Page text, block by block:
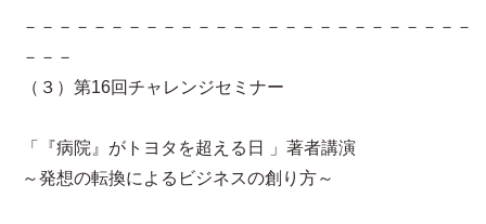
－－－－－－－－－－－－－－－－－－－－－－－－－－
－－－
（３）第16回チャレンジセミナー
「『病院』がトヨタを超える日 」著者講演
～発想の転換によるビジネスの創り方～